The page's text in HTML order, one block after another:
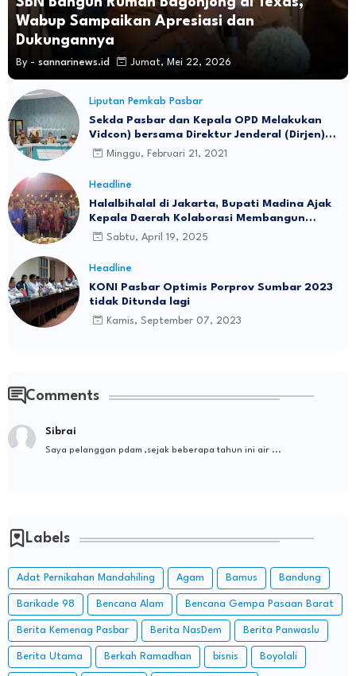
Wabup Sampaikan Apresiasi dan
Dukungannya
By - sannarinews.id Jumat, Mei 22, 2026
Liputan Pemkab Pasbar
Sekda Pasbar dan Kepala OPD Melakukan
Vidcon) bersama Direktur Jenderal (Dirjen)
Otonomi Daerah
Minggu, Februari 21, 2021
Headline
Halalbihalal di Jakarta, Bupati Madina Ajak
Kepala Daerah Kolaborasi Membangun
Tabagsel
Sabtu, April 19, 2025
Headline
KONI Pasbar Optimis Porprov Sumbar 2023
tidak Ditunda lagi
Kamis, September 07, 2023
Comments
Sibrai
Saya pelanggan pdam ,sejak beberapa tahun ini air ...
Labels
Adat Pernikahan Mandahiling Agam Bamus Bandung
Barikade 98 Bencana Alam Bencana Gempa Pasaan Barat
Berita Kemenag Pasbar Berita NasDem Berita Panwaslu
Berita Utama Berkah Ramadhan bisnis Boyolali